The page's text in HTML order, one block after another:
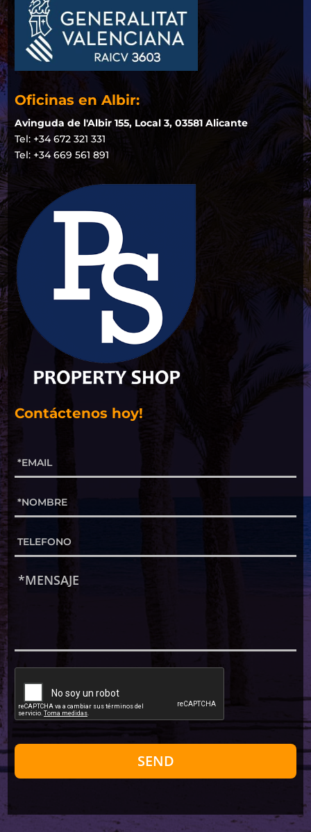
Oficinas en Albir:
Avinguda de l'Albir 155, Local 3, 03581 Alicante
Tel: +34 672 321 331
Tel: +34 669 561 891
Contáctenos hoy!